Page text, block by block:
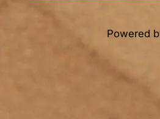
Powered